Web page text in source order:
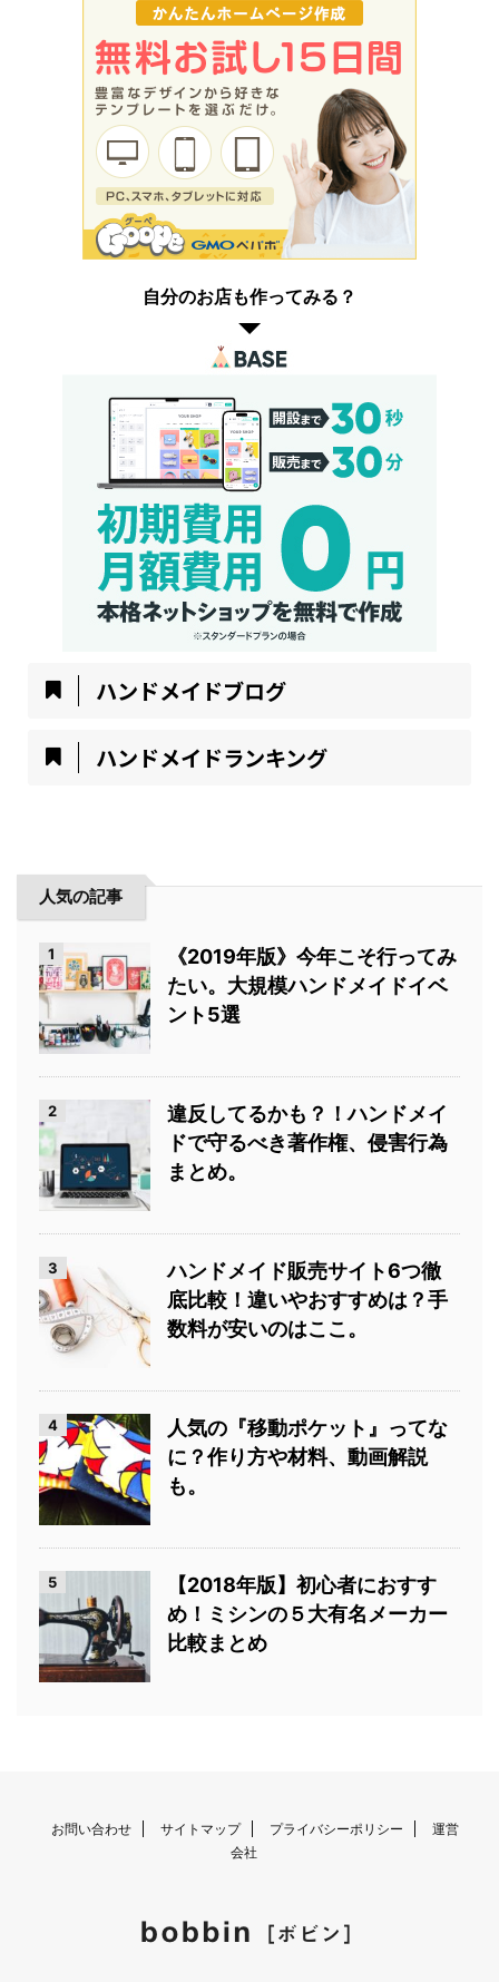
自分のお店も作ってみる？
ハンドメイドブログ
ハンドメイドランキング
人気の記事
1
《2019年版》今年こそ行ってみ
たい。大規模ハンドメイドイベ
ント5選
2
違反してるかも？！ハンドメイ
ドで守るべき著作権、侵害行為
まとめ。
3
ハンドメイド販売サイト6つ徹
底比較！違いやおすすめは？手
数料が安いのはここ。
4
人気の『移動ポケット』ってな
に？作り方や材料、動画解説
も。
5
【2018年版】初心者におすす
め！ミシンの５大有名メーカー
比較まとめ
お問い合わせ サイトマップ プライバシーポリシー
運営
会社